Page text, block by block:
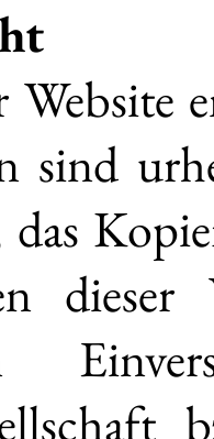
sind